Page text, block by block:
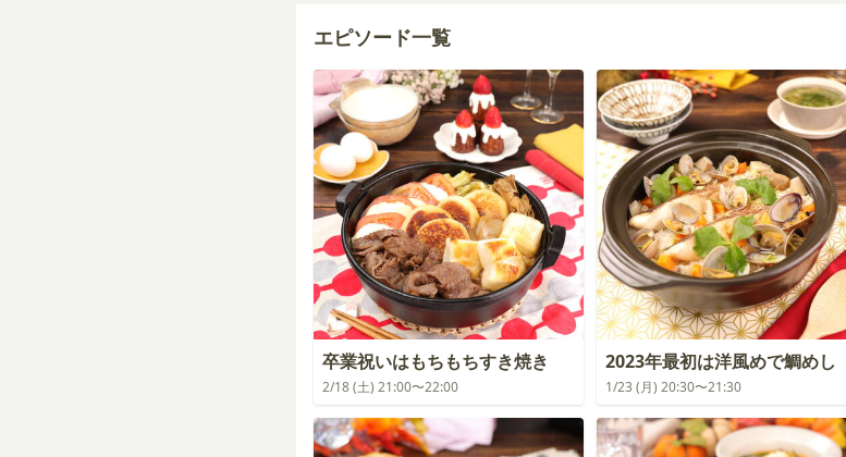
エピソード一覧
卒業祝いはもちもちすき焼き
2/18 (土) 21:00〜22:00
2023年最初は洋風めで鯛めし
1/23 (月) 20:30〜21:30